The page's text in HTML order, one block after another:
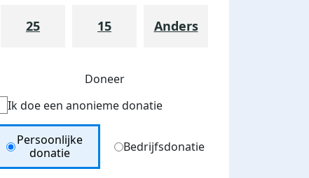
25 15 Anders
Doneer
Ik doe een anonieme donatie
Donation Type
Persoonlijke
donatie
Bedrijfsdonatie